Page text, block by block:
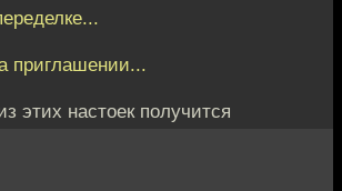
приглашении...
этих настоек получится